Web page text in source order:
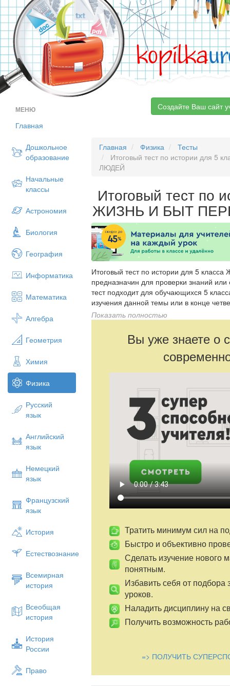
kopilka
МЕНЮ
Главная
Дошкольное
образование
Начальные
классы
Астрономия
Биология
География
Информатика
Математика
Алгебра
Геометрия
Химия
Физика
Русский
язык
Английский
язык
Немецкий
язык
Французский
язык
История
Естествознание
Всемирная
история
Всеобщая
история
История
России
Право
Создайте Ваш сайт
Главная Физика
Тесты
Итоговый тест по истории для
ЛЮДЕЙ
Итоговый тест по
ЖИЗНЬ И БЫТ
Итоговый тест по истории для 5
предназначин для проверки знаний
тест подходит для обучающихся 5
изучения данной темы или в конце
можно использовать для проведения
"Своей игры"
Показать полностью
Вы уже знаете о
Тратить минимум сил на
Быстро и объективно
Сделать изучение нового
понятным.
Избавить себя от подбора
уроков.
Наладить дисциплину на
Получить возможность
=> ПОЛУЧИТЬ